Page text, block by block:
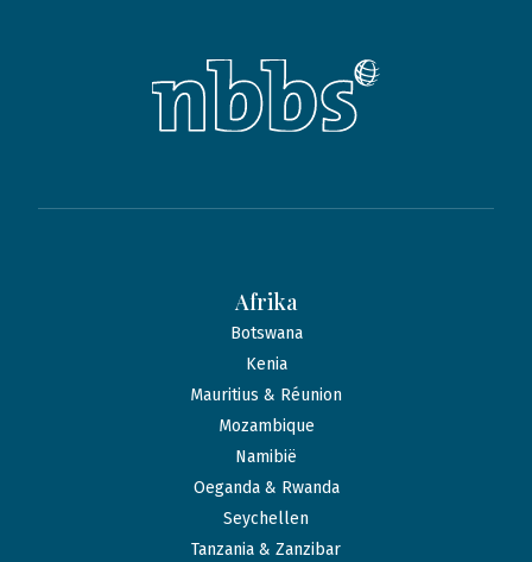
Afrika
Botswana
Kenia
Mauritius & Réunion
Mozambique
Namibië
Oeganda & Rwanda
Seychellen
Tanzania & Zanzibar